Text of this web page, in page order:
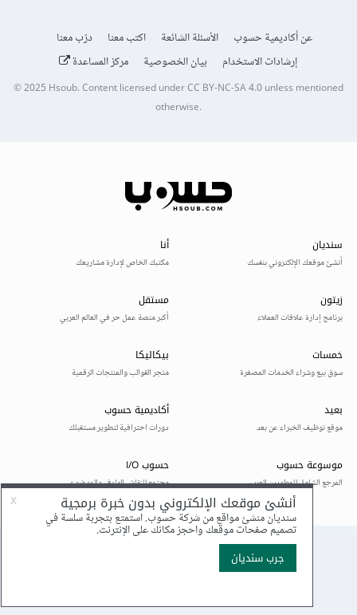
عن أكاديمية حسوب الأسئلة الشائعة اكتب معنا
درّب معنا
إرشادات الاستخدام
بيان الخصوصية مركز المساعدة
© 2025Hsoub.Content licensed underCC BY-NC-SA 4.0unless mentioned
otherwise.